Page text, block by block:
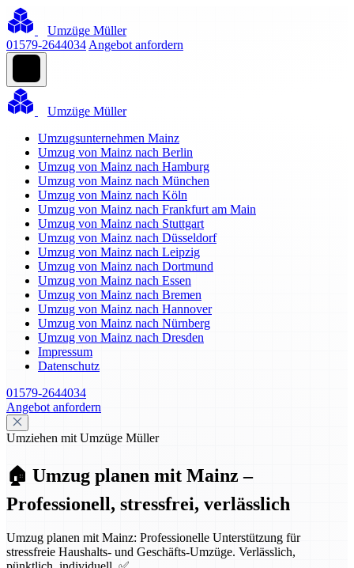
Umzüge Müller
01579-2644034 Angebot anfordern
Umzüge Müller
Umzugsunternehmen Mainz
Umzug von Mainz nach Berlin
Umzug von Mainz nach Hamburg
Umzug von Mainz nach München
Umzug von Mainz nach Köln
Umzug von Mainz nach Frankfurt am Main
Umzug von Mainz nach Stuttgart
Umzug von Mainz nach Düsseldorf
Umzug von Mainz nach Leipzig
Umzug von Mainz nach Dortmund
Umzug von Mainz nach Essen
Umzug von Mainz nach Bremen
Umzug von Mainz nach Hannover
Umzug von Mainz nach Nürnberg
Umzug von Mainz nach Dresden
Impressum
Datenschutz
01579-2644034
Angebot anfordern
Umziehen mit Umzüge Müller
🏠 Umzug planen mit Mainz –
Professionell, stressfrei, verlässlich
Umzug planen mit Mainz: Professionelle Unterstützung für
stressfreie Haushalts- und Geschäfts-Umzüge. Verlässlich,